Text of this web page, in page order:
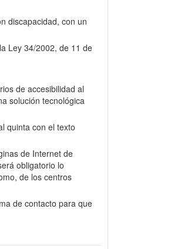
discapacidad, con un
Ley 34/2002, de 11 de
de accesibilidad al
solución tecnológica
quinta con el texto
de Internet de
obligatorio lo
de los centros
de contacto para que